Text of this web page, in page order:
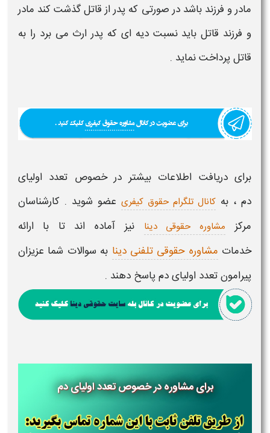
مادر و فرزند باشد در صورتی که پدر از قاتل گذشت کند مادر
و فرزند قاتل باید نسبت دیه ای که پدر ارث می برد را به
قاتل پرداخت نماید .
برای دریافت اطلاعات بیشتر در خصوص تعدد اولیای
دم ، به کانال تلگرام حقوق کیفری عضو شوید . کارشناسان
مرکز مشاوره حقوقی دینا
نیز آماده اند تا با ارائه
خدمات مشاوره حقوقی تلفنی دینا به سوالات شما عزیزان
پیرامونتعدد اولیای دمپاسخ دهند .
برای مشاوره در خصوص تعدد اولیای دم